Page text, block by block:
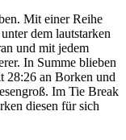
Mit einer Reihe
dem lautstarken
und mit jedem
In Summe blieben
28:26 an Borken und
Im Tie Break
diesen für sich